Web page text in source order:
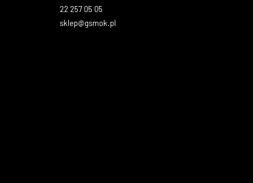
22 257 05 05
sklep@gsmok.pl